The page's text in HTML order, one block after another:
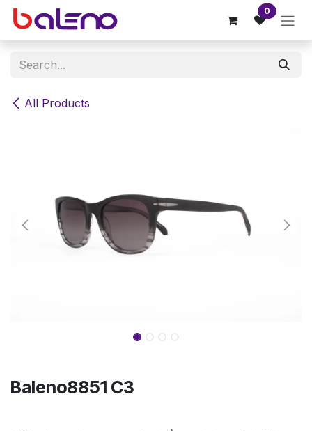
Skip to Content 0
All Products
Baleno8851 C3